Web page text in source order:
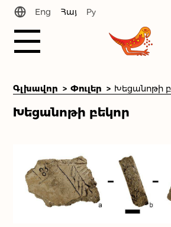
Eng Հայ Ру
Պատմություն
Նորություններ
Փուլեր
Գրադարան
Գլխավոր Փուլեր Խեցանոթի
Խեցանոթի բեկոր